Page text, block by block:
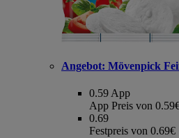
Angebot: Mövenpick
0.59 App
App Preis von
0.69
Festpreis von 0.69€